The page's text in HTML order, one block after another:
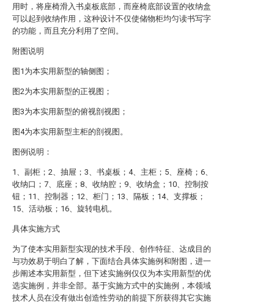
用时，将座椅滑入书桌板底部，而座椅底部设置的收纳盒
可以起到收纳作用，这种设计不仅使储物柜均匀读书写字
的功能，而且充分利用了空间。
附图说明
图1为本实用新型的轴侧图；
图2为本实用新型的正视图；
图3为本实用新型的俯视剖视图；
图4为本实用新型主柜的剖视图。
图例说明：
1、副柜；2、抽屉；3、书桌板；4、主柜；5、座椅；6、
收纳口；7、底座；8、收纳腔；9、收纳盒；10、控制按
钮；11、控制器；12、柜门；13、隔板；14、支撑板；
15、活动板；16、旋转电机。
具体实施方式
为了使本实用新型实现的技术手段、创作特征、达成目的
与功效易于明白了解，下面结合具体实施例和附图，进一
步阐述本实用新型，但下述实施例仅仅为本实用新型的优
选实施例，并非全部。基于实施方式中的实施例，本领域
技术人员在没有做出创造性劳动的前提下所获得其它实施